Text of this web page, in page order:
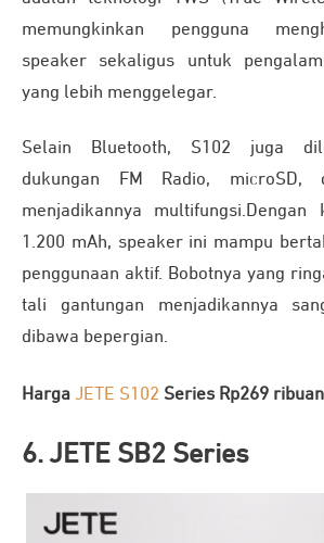
memungkinkan pengguna
speaker sekaligus untuk
yang lebih menggelegar.
Selain Bluetooth, S102 juga
dukungan FM Radio, microSD,
menjadikannya multifungsi. Dengan
1.200 mAh, speaker ini mampu
penggunaan aktif. Bobotnya yang
tali gantungan menjadikannya
dibawa bepergian.
Harga JETE S102 Series Rp269 ribuan
6. JETE SB2 Series